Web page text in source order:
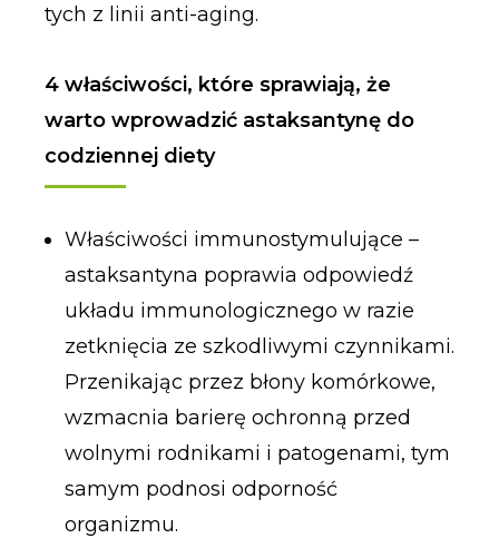
tych z linii anti-aging.
4 właściwości, które sprawiają, że
warto wprowadzić astaksantynę do
codziennej diety
Właściwości immunostymulujące –
astaksantyna poprawia odpowiedź
układu immunologicznego w razie
zetknięcia ze szkodliwymi czynnikami.
Przenikając przez błony komórkowe,
wzmacnia barierę ochronną przed
wolnymi rodnikami i patogenami, tym
samym podnosi odporność
organizmu.